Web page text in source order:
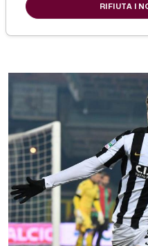
di Redazione Picenotime
RIFIUTA I